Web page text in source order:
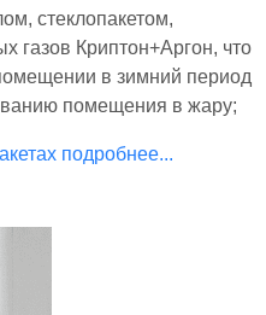
стеклопакетом,
газов Криптон+Аргон, что
в зимний период
помещения в жару;
подробнее...